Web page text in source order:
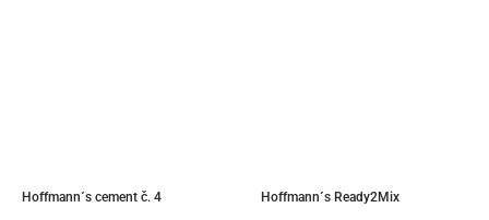
Hoffmann´s cement č. 4 Hoffmann´s Ready2Mix